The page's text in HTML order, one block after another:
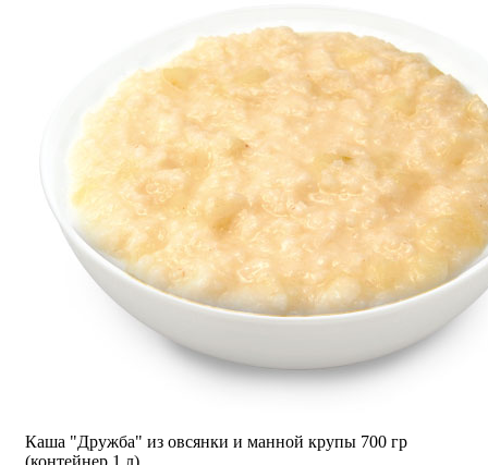
Каша "Дружба" из овсянки и манной крупы 700 гр
(контейнер 1 л)